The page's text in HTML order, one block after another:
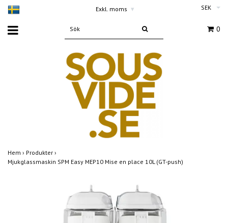
Exkl. moms ▾ SEK
0
Hem › Produkter ›
Mjukglassmaskin SPM Easy MEP10 Mise en place 10L (GT-push)